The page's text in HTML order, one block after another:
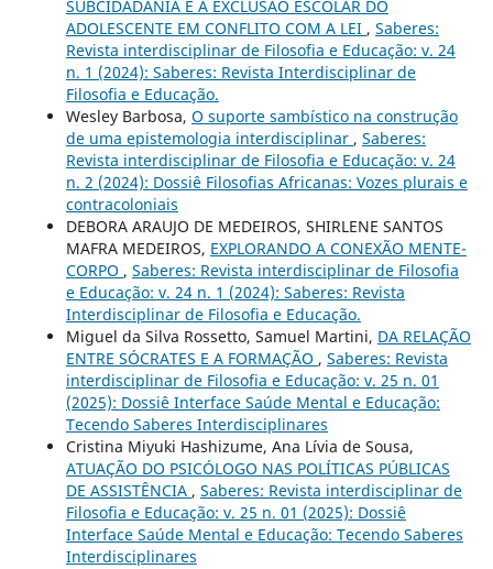
SUBCIDADANIA E A EXCLUSÃO ESCOLAR DO
ADOLESCENTE EM CONFLITO COM A LEI , Saberes:
Revista interdisciplinar de Filosofia e Educação: v. 24
n. 1 (2024): Saberes: Revista Interdisciplinar de
Filosofia e Educação.
Wesley Barbosa, O suporte sambístico na construção
de uma epistemologia interdisciplinar , Saberes:
Revista interdisciplinar de Filosofia e Educação: v. 24
n. 2 (2024): Dossiê Filosofias Africanas: Vozes plurais e
contracoloniais
DEBORA ARAUJO DE MEDEIROS, SHIRLENE SANTOS
MAFRA MEDEIROS, EXPLORANDO A CONEXÃO MENTE-
CORPO , Saberes: Revista interdisciplinar de Filosofia
e Educação: v. 24 n. 1 (2024): Saberes: Revista
Interdisciplinar de Filosofia e Educação.
Miguel da Silva Rossetto, Samuel Martini, DA RELAÇÃO
ENTRE SÓCRATES E A FORMAÇÃO , Saberes: Revista
interdisciplinar de Filosofia e Educação: v. 25 n. 01
(2025): Dossiê Interface Saúde Mental e Educação:
Tecendo Saberes Interdisciplinares
Cristina Miyuki Hashizume, Ana Lívia de Sousa,
ATUAÇÃO DO PSICÓLOGO NAS POLÍTICAS PÚBLICAS
DE ASSISTÊNCIA , Saberes: Revista interdisciplinar de
Filosofia e Educação: v. 25 n. 01 (2025): Dossiê
Interface Saúde Mental e Educação: Tecendo Saberes
Interdisciplinares